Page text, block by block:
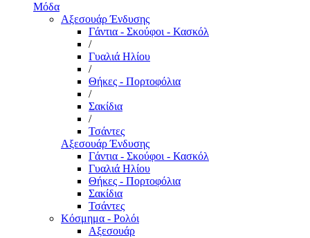
Μόδα
Αξεσουάρ Ένδυσης
Γάντια - Σκούφοι - Κασκόλ
/
Γυαλιά Ηλίου
/
Θήκες - Πορτοφόλια
/
Σακίδια
/
Τσάντες
Αξεσουάρ Ένδυσης
Γάντια - Σκούφοι - Κασκόλ
Γυαλιά Ηλίου
Θήκες - Πορτοφόλια
Σακίδια
Τσάντες
Κόσμημα - Ρολόι
Αξεσουάρ